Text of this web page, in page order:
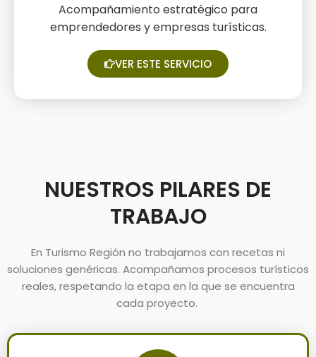
¿Necesitas una asesoría
especializada?
Acompañamiento estratégico para
emprendedores y empresas turísticas.
VER ESTE SERVICIO
NUESTROS PILARES DE
TRABAJO
En Turismo Región no trabajamos con recetas ni
soluciones genéricas. Acompañamos procesos turísticos
reales, respetando la etapa en la que se encuentra
cada proyecto.